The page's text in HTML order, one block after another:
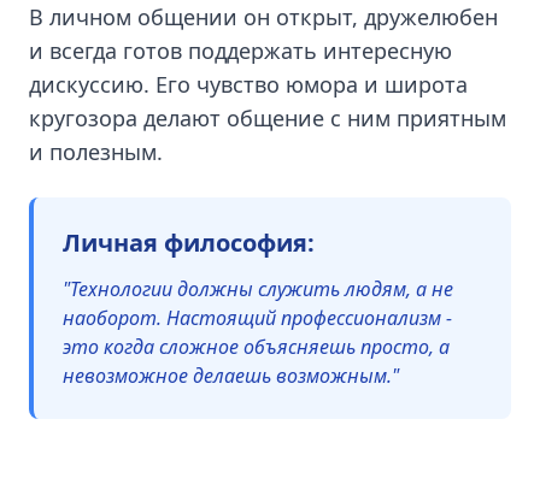
В личном общении он открыт, дружелюбен
и всегда готов поддержать интересную
дискуссию. Его чувство юмора и широта
кругозора делают общение с ним приятным
и полезным.
Личная философия:
"Технологии должны служить людям, а не
наоборот. Настоящий профессионализм -
это когда сложное объясняешь просто, а
невозможное делаешь возможным."